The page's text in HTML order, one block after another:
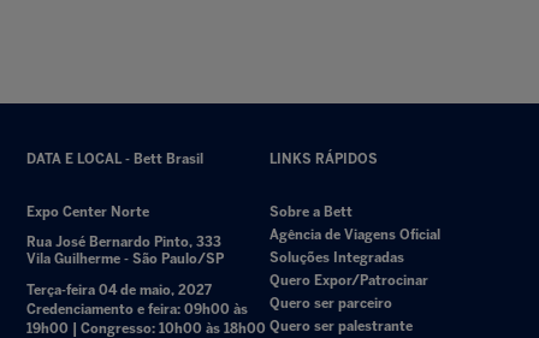
DATA E LOCAL - Bett Brasil
Expo Center Norte
Rua José Bernardo Pinto, 333
Vila Guilherme - São Paulo/SP
Terça-feira 04 de maio, 2027
Credenciamento e feira: 09h00 às
19h00 | Congresso: 10h00 às 18h00
LINKS RÁPIDOS
Sobre a Bett
Agência de Viagens Oficial
Soluções Integradas
Quero Expor/Patrocinar
Quero ser parceiro
Quero ser palestrante